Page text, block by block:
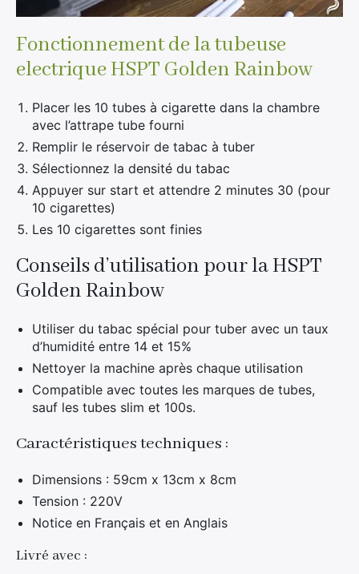
Fonctionnement de la tubeuse
electrique HSPT Golden Rainbow
Placer les 10 tubes à cigarette dans la chambre
avec l’attrape tube fourni
Remplir le réservoir de tabac à tuber
Sélectionnez la densité du tabac
Appuyer sur start et attendre 2 minutes 30 (pour
10 cigarettes)
Les 10 cigarettes sont finies
Conseils d’utilisation pour la HSPT
Golden Rainbow
Utiliser du tabac spécial pour tuber avec un taux
d’humidité entre 14 et 15%
Nettoyer la machine après chaque utilisation
Compatible avec toutes les marques de tubes,
sauf les tubes slim et 100s.
Caractéristiques techniques :
Dimensions : 59cm x 13cm x 8cm
Tension : 220V
Notice en Français et en Anglais
Livré avec :